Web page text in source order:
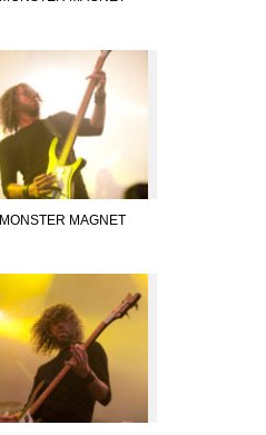
MONSTER MAGNET